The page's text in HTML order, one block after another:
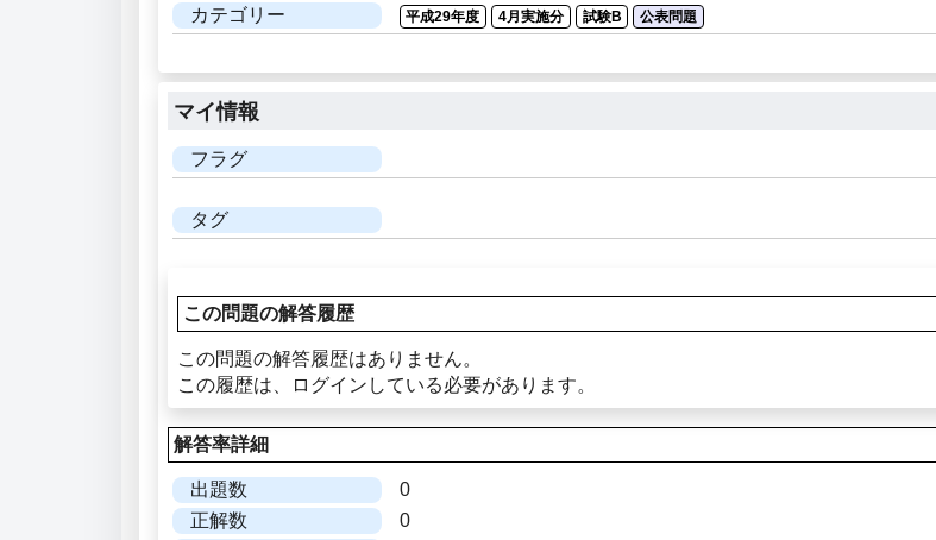
カテゴリー
平成29年度 4月実施分 試験B 公表問題
マイ情報
フラグ
タグ
この問題の解答履歴
この問題の解答履歴はありません。
この履歴は、ログインしている必要があります。
解答率詳細
出題数
0
正解数
0